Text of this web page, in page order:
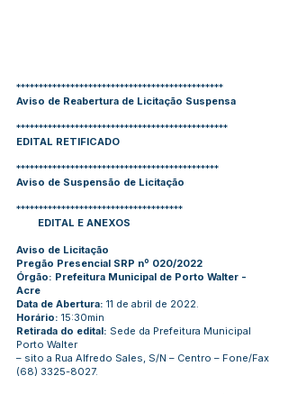
**********************************************
Aviso de Reabertura de Licitação Suspensa
***********************************************
EDITAL RETIFICADO
*********************************************
Aviso de Suspensão de Licitação
*************************************
EDITAL E ANEXOS
Aviso de Licitação
Pregão Presencial SRP nº 020/2022
Órgão: Prefeitura Municipal de Porto Walter -
Acre
Data de Abertura: 11 de abril de 2022.
Horário: 15:30min
Retirada do edital: Sede da Prefeitura Municipal
Porto Walter
– sito a Rua Alfredo Sales, S/N – Centro – Fone/Fax
(68) 3325-8027.